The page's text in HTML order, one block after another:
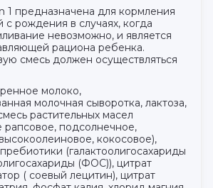
1 предназначена для кормления
с рождения в случаях, когда
невозможно, и является
рациона ребенка.
смесь должен осуществляться
молоко,
молочная сыворотка, лактоза,
растительных масел
рапсовое, подсолнечное,
кокосовое),
(галактоолигосахариды
(ФОС)), цитрат
( соевый лецитин), цитрат